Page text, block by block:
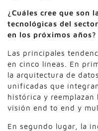
¿Cuáles cree que son
tecnológicas del
en los próximos años?
Las principales
en cinco líneas. En
la arquitectura de
unificadas que
histórica y
visión end to end y
En segundo lugar, la